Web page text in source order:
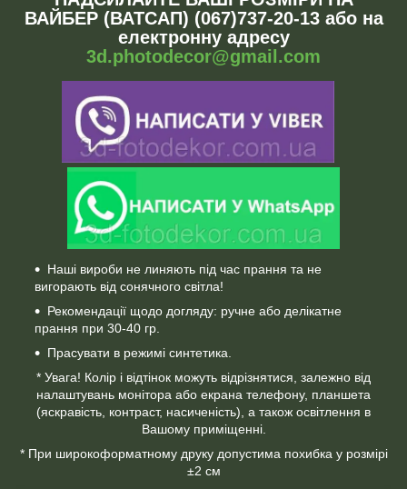
ВАЙБЕР (ВАТСАП) (067)737-20-13 або на
електронну адресу
3d.photodecor@gmail.com
Наші вироби не линяють під час прання та не
вигорають від сонячного світла!
Рекомендації щодо догляду: ручне або делікатне
прання при 30-40 гр.
Прасувати в режимі синтетика.
* Увага! Колір і відтінок можуть відрізнятися, залежно від
налаштувань монітора або екрана телефону, планшета
(яскравість, контраст, насиченість), а також освітлення в
Вашому приміщенні.
* При широкоформатному друку допустима похибка у розмірі
±2 см